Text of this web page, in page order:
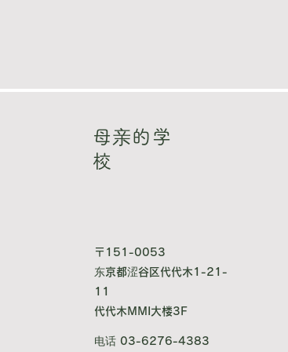
母亲的学
校
〒151-0053
东京都涩谷区代代木1-21-
11
代代木MMI大楼3F
电话 03-6276-4383